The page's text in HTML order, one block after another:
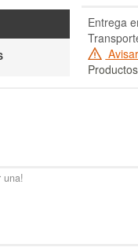
Entrega
una!